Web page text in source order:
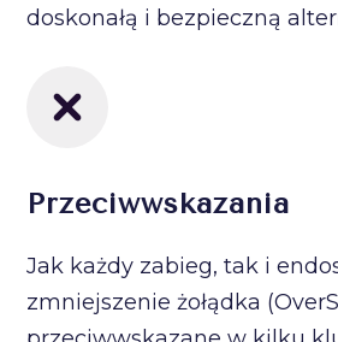
doskonałą i bezpieczną
Przeciwwskazania
Jak każdy zabieg, tak i
zmniejszenie żołądka